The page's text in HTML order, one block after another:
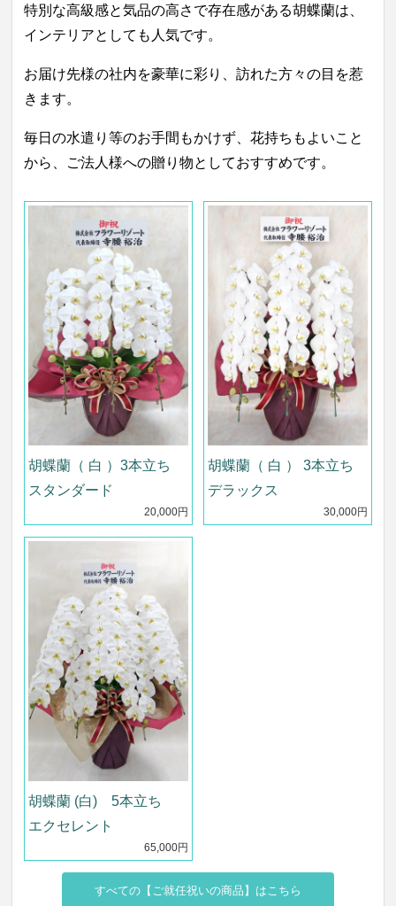
特別な高級感と気品の高さで存在感がある胡蝶蘭は、
インテリアとしても人気です。
お届け先様の社内を豪華に彩り、訪れた方々の目を惹
きます。
毎日の水遣り等のお手間もかけず、花持ちもよいこと
から、ご法人様への贈り物としておすすめです。
胡蝶蘭（ 白 ）3本立ち
スタンダード
20,000円
胡蝶蘭（ 白 ） 3本立ち
デラックス
30,000円
胡蝶蘭 (白) 5本立ち
エクセレント
65,000円
すべての【ご就任祝いの商品】はこちら